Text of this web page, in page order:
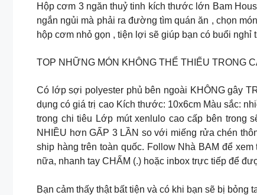
Hộp cơm 3 ngăn thuỷ tinh kích thước lớn Bam
ngắn ngủi mà phải ra đường tìm quán ăn , chọn
hộp cơm nhỏ gọn , tiện lợi sẽ giúp bạn có buổi nghỉ
TOP NHỮNG MÓN KHÔNG THỂ THIẾU TRONG
Có lớp sợi polyester phủ bên ngoài KHÔNG gây
dụng có giá trị cao Kích thước: 10x6cm Màu sắc:
trong chi tiêu Lớp mút xenlulo cao cấp bên trong
NHIỀU hơn GẤP 3 LẦN so với miếng rửa chén
ship hàng trên toàn quốc. Follow Nhà BAM để
nữa, nhanh tay CHẤM (.) hoặc inbox trực tiếp để
Bạn cảm thấy thật bất tiện và có khi bạn sẽ bị bỏng